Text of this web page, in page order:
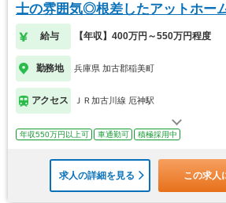
士の雰囲気◎根差したアットホー
給与 【年収】400万円～550万円程度
勤務地 兵庫県 加古郡稲美町
アクセス ＪＲ加古川線 厄神駅
年収550万円以上可 車通勤可 積極採用中
求人の詳細を見る この求人